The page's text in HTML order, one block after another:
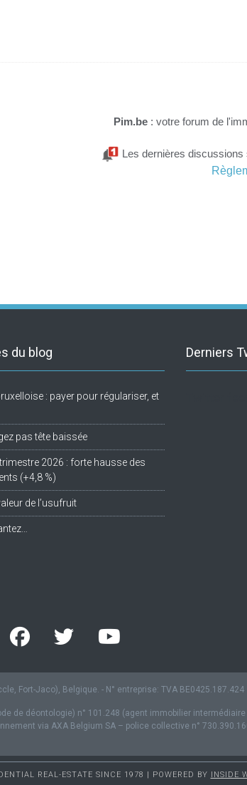
Pim.be : votre forum de
Les dernières discussions
du blog
: payer pour régulariser, et
pas tête baissée
2026 : forte hausse des
(+4,8 %)
de l’usufruit
Derniers
Fort-Jaco), Belgique. - N° entreprise: TVA BE0425.187.424
de déontologie) n° 101.248 (agent immobilier intermédiaire
via AXA Belgium SA – police collective n°
REAL-ESTATE SINCE 1978 | POWERED BY INSIDE